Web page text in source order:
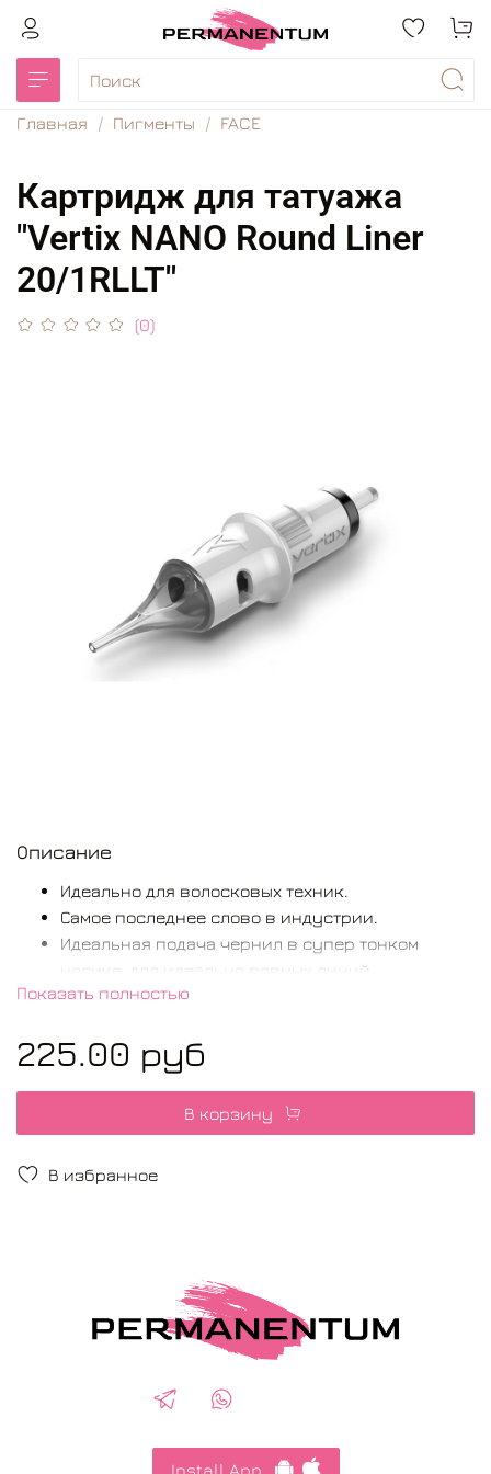
Главная Пигменты FACE
Картридж для татуажа
"Vertix NANO Round Liner
20/1RLLT"
(0)
В избранное
Описание
Идеально для волосковых техник.
Самое последнее слово в индустрии.
Идеальная подача чернил в супер тонком
носике, для идеально ровных линий.
Показать полностью
225.00 руб
В корзину
Install App